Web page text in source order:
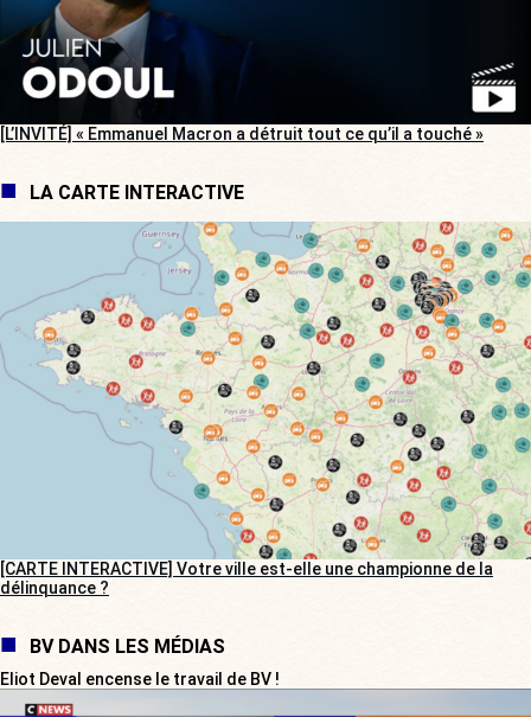
[L’INVITÉ] « Emmanuel Macron a détruit tout ce qu’il a touché »
LA CARTE INTERACTIVE
[CARTE INTERACTIVE] Votre ville est-elle une championne de la
délinquance ?
BV DANS LES MÉDIAS
Eliot Deval encense le travail de BV !